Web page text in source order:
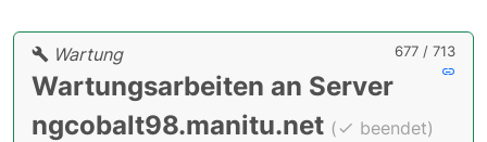
677 / 713
Wartung
Wartungsarbeiten an Server
ngcobalt98.manitu.net ( beendet)